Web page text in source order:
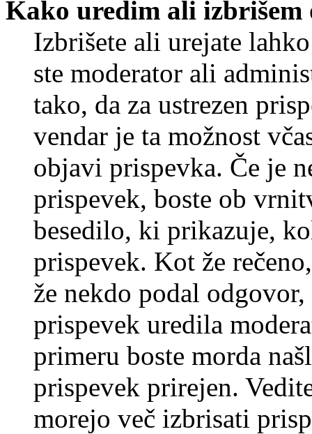
Kako uredim ali izbrišem
Izbrišete ali urejate
ste moderator ali
tako, da za ustrezen
vendar je ta možnost
objavi prispevka. Če je
prispevek, boste ob
besedilo, ki prikazuje,
prispevek. Kot že
že nekdo podal
prispevek uredila
primeru boste morda
prispevek prirejen.
morejo več izbrisati